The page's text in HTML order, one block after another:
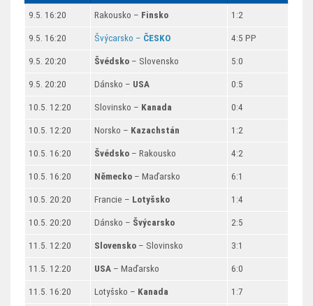
9.5. 16:20 Rakousko – Finsko 1:2
9.5. 16:20 Švýcarsko – ČESKO 4:5 PP
9.5. 20:20 Švédsko – Slovensko 5:0
9.5. 20:20 Dánsko – USA 0:5
10.5. 12:20 Slovinsko – Kanada 0:4
10.5. 12:20 Norsko – Kazachstán 1:2
10.5. 16:20 Švédsko – Rakousko 4:2
10.5. 16:20 Německo – Maďarsko 6:1
10.5. 20:20 Francie – Lotyšsko 1:4
10.5. 20:20 Dánsko – Švýcarsko 2:5
11.5. 12:20 Slovensko – Slovinsko 3:1
11.5. 12:20 USA – Maďarsko 6:0
11.5. 16:20 Lotyšsko – Kanada 1:7